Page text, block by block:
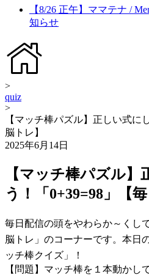
【8/26 正午】ママテナ /
知らせ
>
quiz
>
【マッチ棒パズル】正しい式に
脳トレ】
2025年6月14日
【マッチ棒パズル】
う！「0+39=98」【毎
毎日配信の頭をやわらか～くし
脳トレ」のコーナーです。本日
ッチ棒クイズ」！
【問題】マッチ棒を１本動かし